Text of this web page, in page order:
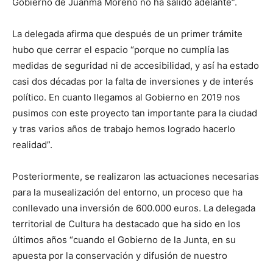
La delegada afirma que después de un primer trámite
hubo que cerrar el espacio “porque no cumplía las
medidas de seguridad ni de accesibilidad, y así ha estado
casi dos décadas por la falta de inversiones y de interés
político. En cuanto llegamos al Gobierno en 2019 nos
pusimos con este proyecto tan importante para la ciudad
y tras varios años de trabajo hemos logrado hacerlo
realidad”.
Posteriormente, se realizaron las actuaciones necesarias
para la musealización del entorno, un proceso que ha
conllevado una inversión de 600.000 euros. La delegada
territorial de Cultura ha destacado que ha sido en los
últimos años “cuando el Gobierno de la Junta, en su
apuesta por la conservación y difusión de nuestro